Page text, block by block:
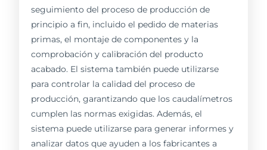
seguimiento del proceso de producción de
principio a fin, incluido el pedido de materias
primas, el montaje de componentes y la
comprobación y calibración del producto
acabado. El sistema también puede utilizarse
para controlar la calidad del proceso de
producción, garantizando que los caudalímetros
cumplen las normas exigidas. Además, el
sistema puede utilizarse para generar informes y
analizar datos que ayuden a los fabricantes a